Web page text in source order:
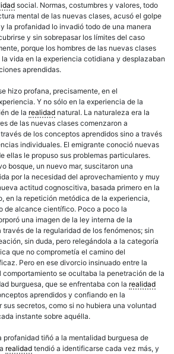
social. Normas, costumbres y valores, todo
mental de las nuevas clases, acusó el golpe
la profanidad lo invadió todo de una manera
y sin sobrepasar los límites del caso
porque los hombres de las nuevas clases
vida en la experiencia cotidiana y desplazaban
aprendidas.
hizo profana, precisamente, en el
Y no sólo en la experiencia de la
de la realidad natural. La naturaleza era la
de las nuevas clases comenzaron a
de los conceptos aprendidos sino a través
individuales. El emigrante conoció nuevas
ellas le propuso sus problemas particulares.
bosque, un nuevo mar, suscitaron una
por la necesidad del aprovechamiento y muy
actitud cognoscitiva, basada primero en la
en la repetición metódica de la experiencia,
de alcance científico. Poco a poco la
una imagen de la ley interna de la
de la regularidad de los fenómenos; sin
sin duda, pero relegándola a la categoría
que no comprometía el camino del
Pero en ese divorcio insinuado entre la
comportamiento se ocultaba la penetración de la
burguesa, que se enfrentaba con la realidad
aprendidos y confiando en la
sus secretos, como si no hubiera una voluntad
instante sobre aquélla.
profanidad tiñó a la mentalidad burguesa de
realidad tendió a identificarse cada vez más, y